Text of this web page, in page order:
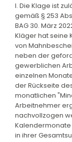
I. Die Klage ist
gemäß § 253
BAG 30. März
Kläger hat seine
von
neben der
gewerblichen
einzelnen
der Rückseite
monatlichen
Arbeitnehmer
nachvollzogen
in ihrer